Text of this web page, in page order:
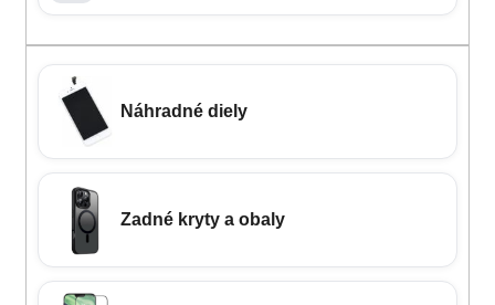
Náhradné diely
Zadné kryty a obaly